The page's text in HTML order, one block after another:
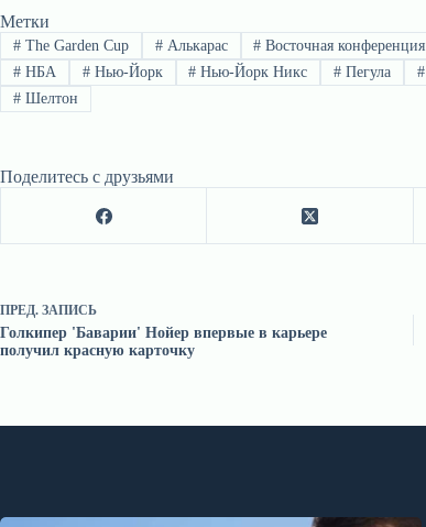
Метки
#The Garden Cup #Алькарас # Восточная конференция
#НБА #Нью-Йорк # Нью-Йорк Никс # Пегула #
#Шелтон
Поделитесь с друзьями
ПРЕД. ЗАПИСЬ
Голкипер 'Баварии' Нойер впервые в карьере
получил красную карточку